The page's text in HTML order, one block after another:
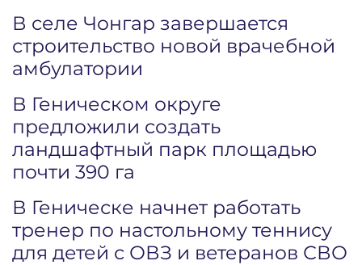
В селе Чонгар завершается
строительство новой врачебной
амбулатории
В Геническом округе
предложили создать
ландшафтный парк площадью
почти 390 га
В Геническе начнет работать
тренер по настольному теннису
для детей с ОВЗ и ветеранов СВО